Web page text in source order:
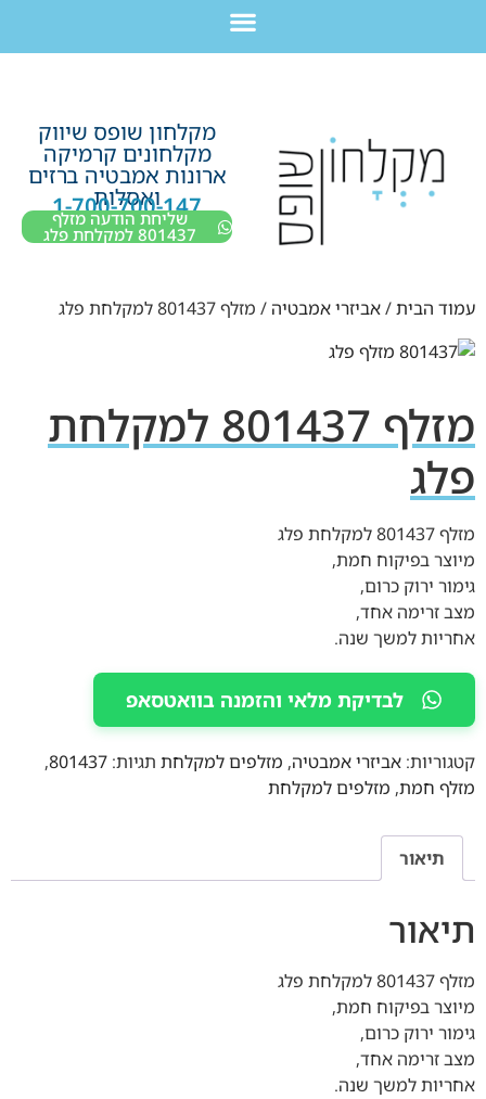
מקלחון שופס שיווק
מקלחונים קרמיקה
ארונות אמבטיה ברזים
ואסלות
1-700-700-147
שליחת הודעה מזלף
801437 למקלחת פלג
עמוד הבית/אביזרי אמבטיה / מזלף 801437 למקלחת פלג
מזלף 801437 למקלחת
פלג
מזלף 801437 למקלחת פלג
מיוצר בפיקוח חמת,
גימור ירוק כרום,
מצב זרימה אחד,
אחריות למשך שנה.
לבדיקת מלאי והזמנה בוואטסאפ
קטגוריות: אביזרי אמבטיה, מזלפים למקלחת תגיות: 801437
,
מזלף חמת, מזלפים למקלחת
תיאור
תיאור
מזלף 801437 למקלחת פלג
מיוצר בפיקוח חמת,
גימור ירוק כרום,
מצב זרימה אחד,
אחריות למשך שנה.